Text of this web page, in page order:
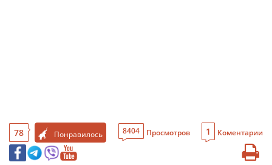
78 Понравилось 8404 Просмотров 1 Коментарии